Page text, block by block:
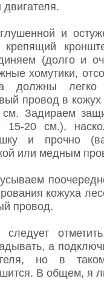
и
крепящий
(долго и
хомутики,
должны легко
провод в
см. Задираем
15-20 см.),
и прочно
или медным
кожуха
провод.
следует
а
но в
В общем, я